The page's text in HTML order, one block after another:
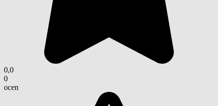
0,0
0
ocen